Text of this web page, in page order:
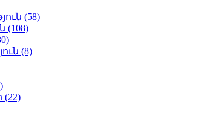
(58)
(108)
(8)